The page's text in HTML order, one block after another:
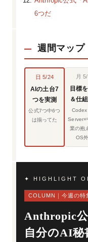
6つだ
週間マップ
日 5/24
AIの土台7
つを実測
公式7つ中6つ
は揃ってた
月
目標
＆仕
Codex
Server×
業の抱
OS外
✦ HIGHLIGHT
COLUMN｜今週の特
Anthropic
自分のAI秘